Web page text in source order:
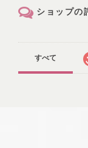
ショップの
すべて